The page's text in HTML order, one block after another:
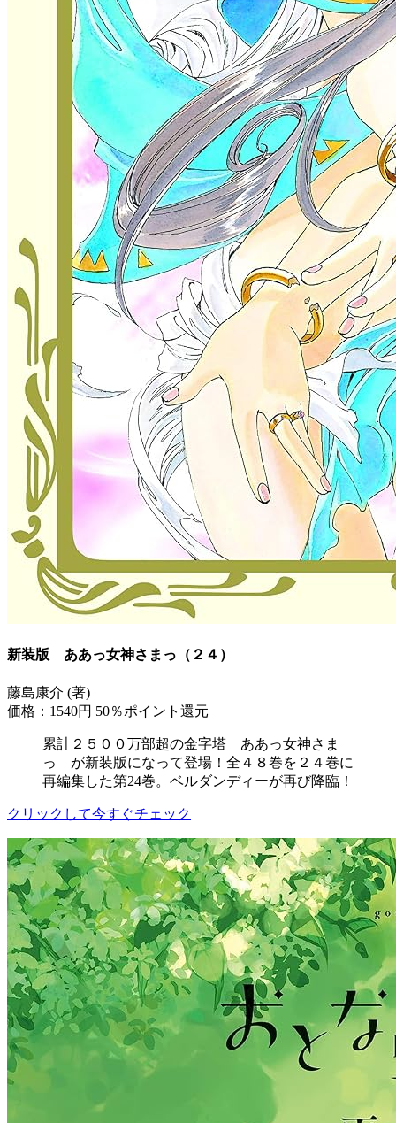
新装版 ああっ女神さまっ（２４）
藤島康介 (著)
価格：1540円 50％ポイント還元
累計２５００万部超の金字塔 ああっ女神さま
っ が新装版になって登場！全４８巻を２４巻に
再編集した第24巻。ベルダンディーが再び降臨！
クリックして今すぐチェック